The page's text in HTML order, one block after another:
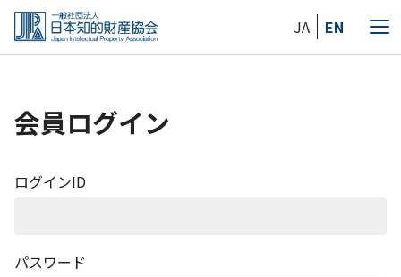
Skip
the
JA EN
メ
会員ログイン
ログインID
パスワード